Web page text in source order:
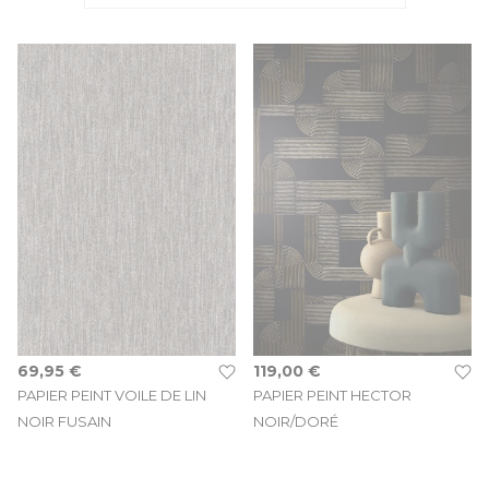
classique, une rayure intemporelle ou unpapier peint
panoramique haut de gamme
, nos revêtements muraux
transforment votre salon ou votre chambre en un espace chic
et authentique.
Pourquoi choisir un papier peint édité en
France ?
papier peint luxe français
est mondialement reconnu
pour la finesse de ses traits et la richesse de ses textures. Nos
collections mettent en avant des
artistes et designers
français
qui réinventent les codes de la décoration murale
traditionnelle pour créer des ambiances uniques et
prestigieuses.
PAPIER PEINT VOILE DE LIN
NOIR FUSAIN
69,95 €
PAPIER PEINT HECTOR
NOIR/DORÉ
119,00 €